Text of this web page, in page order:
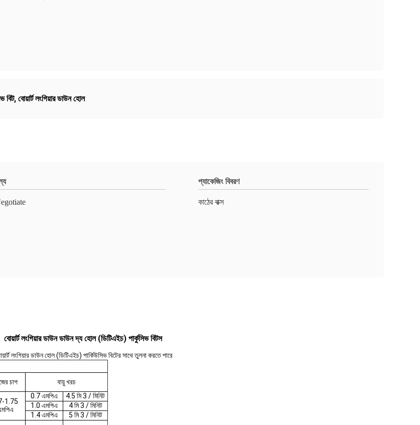
বিট, বোয়ার্ট লংগিয়ার ডাউন হোল
প্যাকেজিং বিবরণ
কাঠের বাক্স
বোয়ার্ট লংগিয়ার ডাউন ডাউন দ্য হোল (ডিটিএইচ) পার্কুসিভ বিটস
লংগিয়ার ডাউন হোল (ডিটিএইচ) পার্কিউসিভ বিটের সাথে তুলনা করতে পারে
চাপ বায়ু খরচ
1.75
0.7 এমপিএ
4.5 মি 3 / মিনিট
1.0 এমপিএ
4 মি 3 / মিনিট
1.4 এমপিএ
5 মি 3 / মিনিট